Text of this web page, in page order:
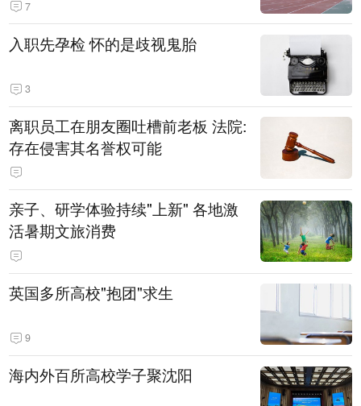
7
入职先孕检 怀的是歧视鬼胎
3
离职员工在朋友圈吐槽前老板 法院:
存在侵害其名誉权可能
亲子、研学体验持续"上新" 各地激
活暑期文旅消费
英国多所高校"抱团"求生
9
海内外百所高校学子聚沈阳